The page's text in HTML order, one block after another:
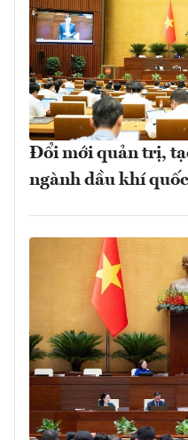
Đổi mới quản trị,
ngành dầu khí